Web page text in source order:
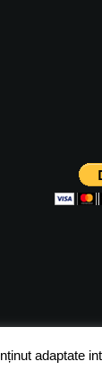
adaptate